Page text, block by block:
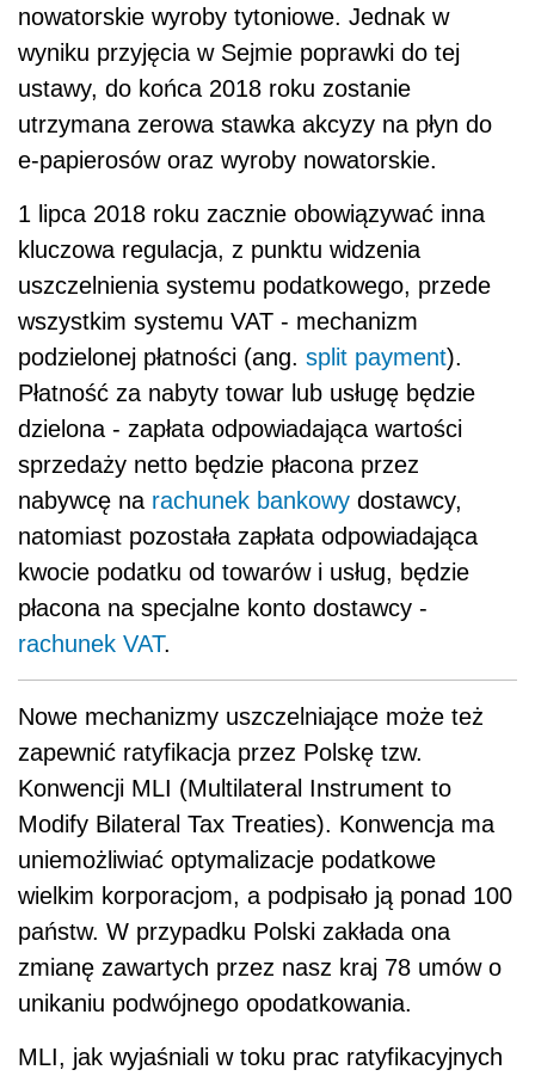
nowatorskie wyroby tytoniowe. Jednak w
wyniku przyjęcia w Sejmie poprawki do tej
ustawy, do końca 2018 roku zostanie
utrzymana zerowa stawka akcyzy na płyn do
e-papierosów oraz wyroby nowatorskie.
1 lipca 2018 roku zacznie obowiązywać inna
kluczowa regulacja, z punktu widzenia
uszczelnienia systemu podatkowego, przede
wszystkim systemu VAT - mechanizm
podzielonej płatności (ang. split payment).
Płatność za nabyty towar lub usługę będzie
dzielona - zapłata odpowiadająca wartości
sprzedaży netto będzie płacona przez
nabywcę na rachunek bankowy dostawcy,
natomiast pozostała zapłata odpowiadająca
kwocie podatku od towarów i usług, będzie
płacona na specjalne konto dostawcy -
rachunek VAT.
Nowe mechanizmy uszczelniające może też
zapewnić ratyfikacja przez Polskę tzw.
Konwencji MLI (Multilateral Instrument to
Modify Bilateral Tax Treaties). Konwencja ma
uniemożliwiać optymalizacje podatkowe
wielkim korporacjom, a podpisało ją ponad 100
państw. W przypadku Polski zakłada ona
zmianę zawartych przez nasz kraj 78 umów o
unikaniu podwójnego opodatkowania.
MLI, jak wyjaśniali w toku prac ratyfikacyjnych